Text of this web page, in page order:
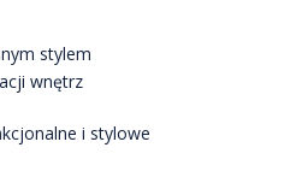
stylem
wnętrz
i stylowe